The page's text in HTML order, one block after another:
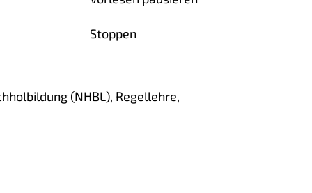
Stoppen
(NHBL), Regellehre,